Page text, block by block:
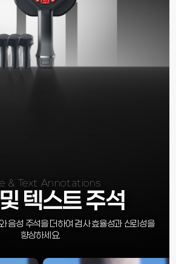
& Text Annotations
텍스트 주석
음성 주석을 더하여 검사 효율성과 신뢰성을
향상하세요.